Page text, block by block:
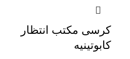
كرسى مكتب انتظار
كابوتينيه